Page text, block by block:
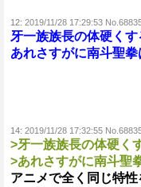
12: 2019/11/28 17:29:53
牙一族族長の体硬く
あれさすがに南斗聖
14: 2019/11/28 17:32:55
>牙一族族長の体硬く
>あれさすがに南斗聖
アニメで全く同じ特